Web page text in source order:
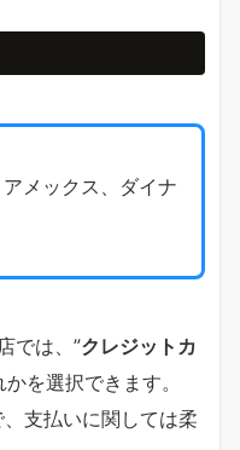
メックス、ダイナ
では、”クレジットカ
を選択できます。
支払いに関しては柔